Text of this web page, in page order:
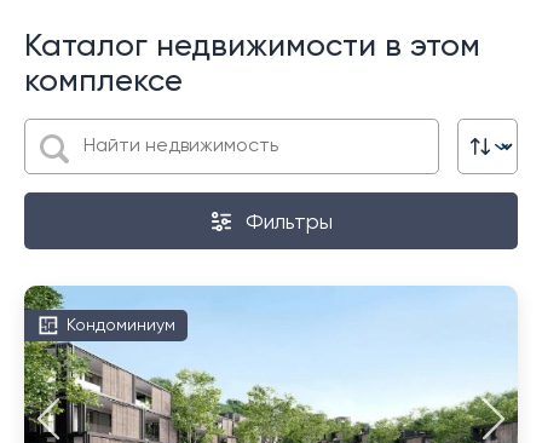
Каталог недвижимости в этом
комплексе
Фильтры
Кондоминиум